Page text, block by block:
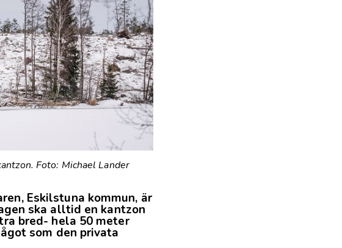
Foto: Michael Lander
Eskilstuna kommun, är
ska alltid en kantzon
bred- hela 50 meter
som den privata